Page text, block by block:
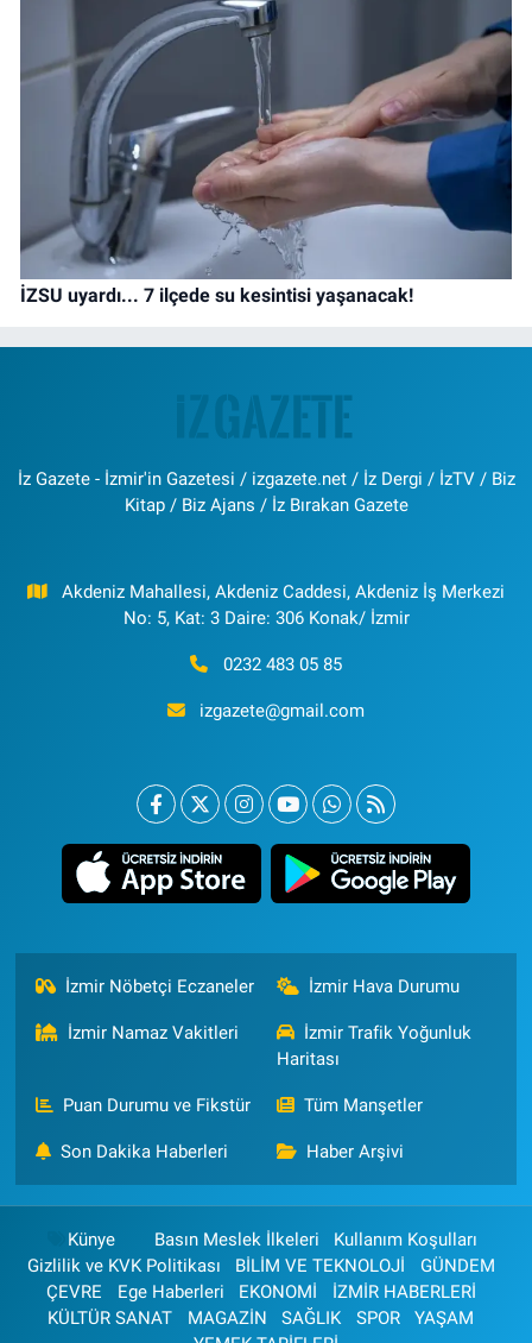
İZSU uyardı... 7 ilçede su kesintisi yaşanacak!
İz Gazete - İzmir'in Gazetesi / izgazete.net / İz Dergi / İzTV / Biz
Kitap / Biz Ajans / İz Bırakan Gazete
Akdeniz Mahallesi, Akdeniz Caddesi, Akdeniz İş Merkezi
No: 5, Kat: 3 Daire: 306 Konak/ İzmir
0232 483 05 85
izgazete@gmail.com
İzmir Nöbetçi Eczaneler İzmir Hava Durumu
İzmir Namaz Vakitleri
İzmir Trafik Yoğunluk
Haritası
Puan Durumu ve Fikstür Tüm Manşetler
Son Dakika Haberleri Haber Arşivi
Künye Basın Meslek İlkeleri
Kullanım Koşulları
Gizlilik ve KVK Politikası
BİLİM VE TEKNOLOJİ
GÜNDEM
ÇEVRE
Ege Haberleri EKONOMİ
İZMİR HABERLERİ
KÜLTÜR SANAT
MAGAZİN SAĞLIK SPOR
YAŞAM